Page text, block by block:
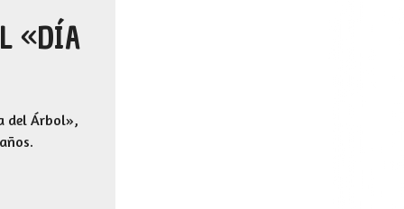
«DÍA
del Árbol»,